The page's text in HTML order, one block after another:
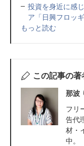
投資を身近に感
ア「日興フロッ
もっと読む
この記事の著
那波
フリ
告代
材・
中。